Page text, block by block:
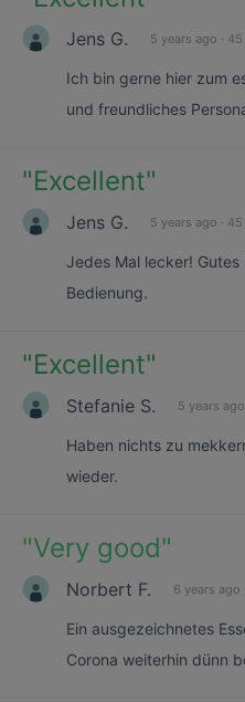
Jens G. 5 years ago · 45
Ich bin gerne hier zum
und freundliches
"Excellent"
Jens G. 5 years ago · 45
Jedes Mal lecker!
Bedienung.
"Excellent"
Stefanie S. 5 years ago
Haben nichts zu
wieder.
"Very good"
Norbert F. 6 years ago
Ein ausgezeichnetes
Corona weiterhin dünn